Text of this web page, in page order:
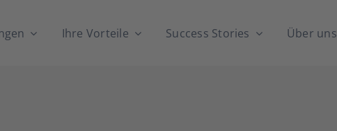
Ihre Vor­tei­le Suc­cess Sto­ries Über uns